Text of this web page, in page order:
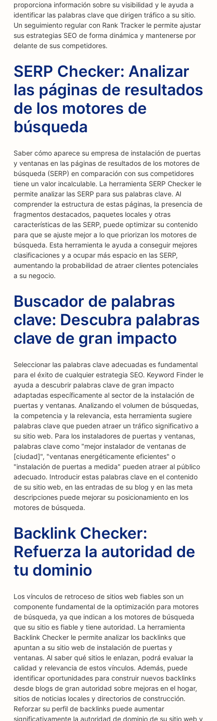
proporciona información sobre su visibilidad y le ayuda a
identificar las palabras clave que dirigen tráfico a su sitio.
Un seguimiento regular con Rank Tracker le permite ajustar
sus estrategias SEO de forma dinámica y mantenerse por
delante de sus competidores.
SERP Checker: Analizar
las páginas de resultados
de los motores de
búsqueda
Saber cómo aparece su empresa de instalación de puertas
y ventanas en las páginas de resultados de los motores de
búsqueda (SERP) en comparación con sus competidores
tiene un valor incalculable. La herramienta SERP Checker le
permite analizar las SERP para sus palabras clave. Al
comprender la estructura de estas páginas, la presencia de
fragmentos destacados, paquetes locales y otras
características de las SERP, puede optimizar su contenido
para que se ajuste mejor a lo que priorizan los motores de
búsqueda. Esta herramienta le ayuda a conseguir mejores
clasificaciones y a ocupar más espacio en las SERP,
aumentando la probabilidad de atraer clientes potenciales
a su negocio.
Buscador de palabras
clave: Descubra palabras
clave de gran impacto
Seleccionar las palabras clave adecuadas es fundamental
para el éxito de cualquier estrategia SEO. Keyword Finder le
ayuda a descubrir palabras clave de gran impacto
adaptadas específicamente al sector de la instalación de
puertas y ventanas. Analizando el volumen de búsquedas,
la competencia y la relevancia, esta herramienta sugiere
palabras clave que pueden atraer un tráfico significativo a
su sitio web. Para los instaladores de puertas y ventanas,
palabras clave como "mejor instalador de ventanas de
[ciudad]", "ventanas energéticamente eficientes" o
"instalación de puertas a medida" pueden atraer al público
adecuado. Introducir estas palabras clave en el contenido
de su sitio web, en las entradas de su blog y en las meta
descripciones puede mejorar su posicionamiento en los
motores de búsqueda.
Backlink Checker:
Refuerza la autoridad de
tu dominio
Los vínculos de retroceso de sitios web fiables son un
componente fundamental de la optimización para motores
de búsqueda, ya que indican a los motores de búsqueda
que su sitio es fiable y tiene autoridad. La herramienta
Backlink Checker le permite analizar los backlinks que
apuntan a su sitio web de instalación de puertas y
ventanas. Al saber qué sitios le enlazan, podrá evaluar la
calidad y relevancia de estos vínculos. Además, puede
identificar oportunidades para construir nuevos backlinks
desde blogs de gran autoridad sobre mejoras en el hogar,
sitios de noticias locales y directorios de construcción.
Reforzar su perfil de backlinks puede aumentar
significativamente la autoridad de dominio de su sitio web y